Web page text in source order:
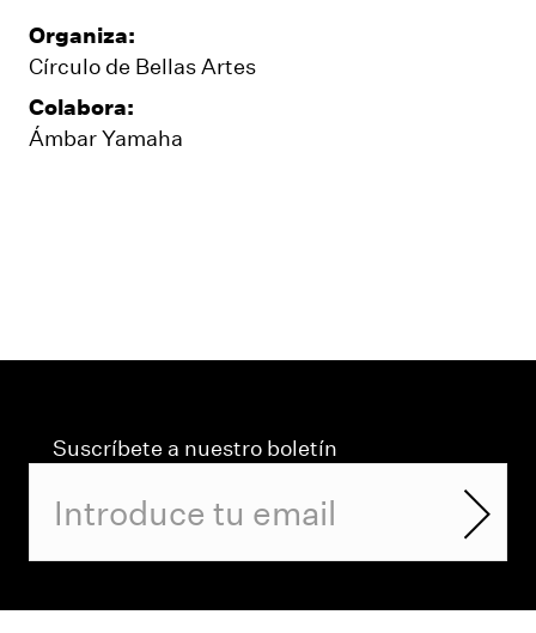
Organiza:
Círculo de Bellas Artes
Colabora:
Ámbar Yamaha
Suscríbete a nuestro boletín